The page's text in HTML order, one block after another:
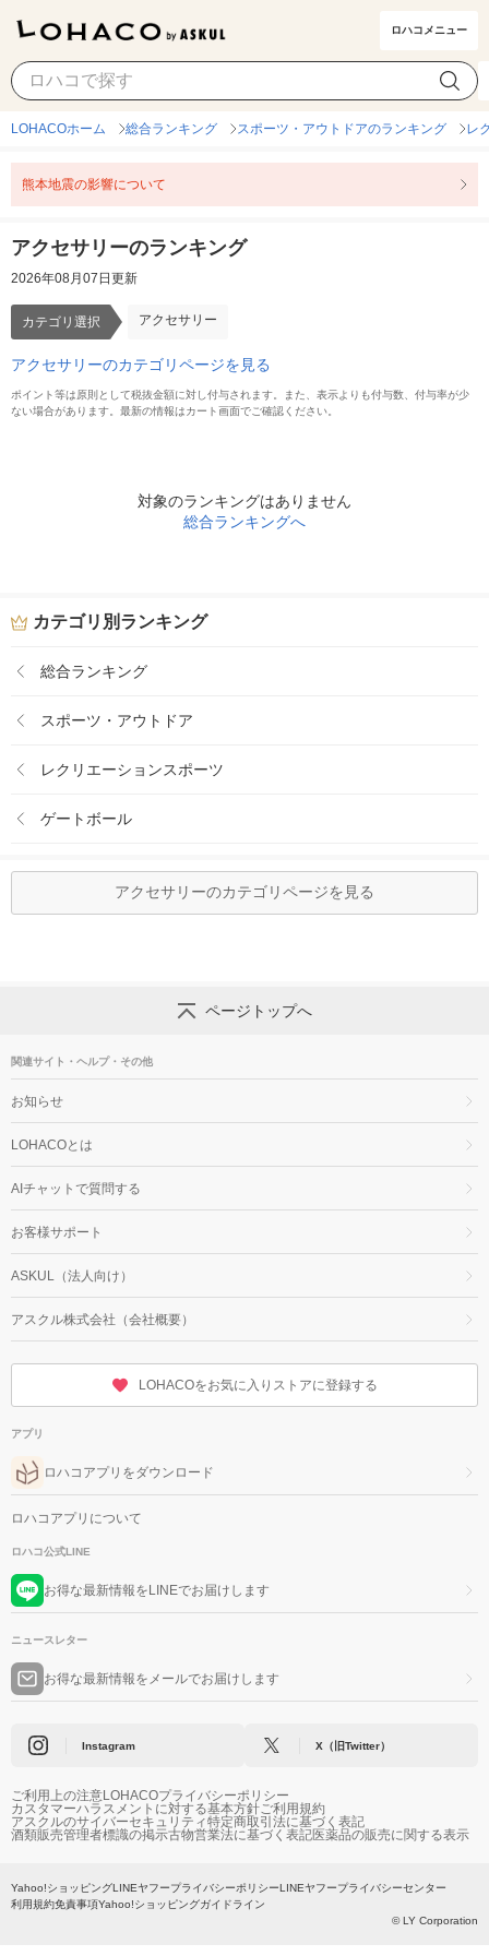
ロハコメニュー
アクセサリー カテゴリ選択
LOHACOホーム 総合ランキング スポーツ・アウトドアのランキング レ
熊本地震の影響について
アクセサリーのランキング
2026年08月07日更新
カテゴリ選択 アクセサリー
アクセサリーのカテゴリページを見る
ポイント等は原則として税抜金額に対し付与されます。また、表示よりも付与数、付与率が少
ない場合があります。最新の情報はカート画面でご確認ください。
対象のランキングはありません
総合ランキングへ
カテゴリ別ランキング
総合ランキング
スポーツ・アウトドア
レクリエーションスポーツ
ゲートボール
アクセサリーのカテゴリページを見る
ページトップへ
関連サイト・ヘルプ・その他
お知らせ
LOHACOとは
AIチャットで質問する
お客様サポート
ASKUL（法人向け）
アスクル株式会社（会社概要）
LOHACOをお気に入りストアに登録する
アプリ
ロハコアプリをダウンロード
ロハコアプリについて
ロハコ公式LINE
お得な最新情報をLINEでお届けします
ニュースレター
お得な最新情報をメールでお届けします
Instagram X（旧Twitter）
ご利用上の注意LOHACOプライバシーポリシー
カスタマーハラスメントに対する基本方針ご利用規約
アスクルのサイバーセキュリティ特定商取引法に基づく表記
酒類販売管理者標識の掲示古物営業法に基づく表記医薬品の販売に関する表示
Yahoo!ショッピングLINEヤフープライバシーポリシーLINEヤフープライバシーセンター
利用規約免責事項Yahoo!ショッピングガイドライン
© LY Corporation